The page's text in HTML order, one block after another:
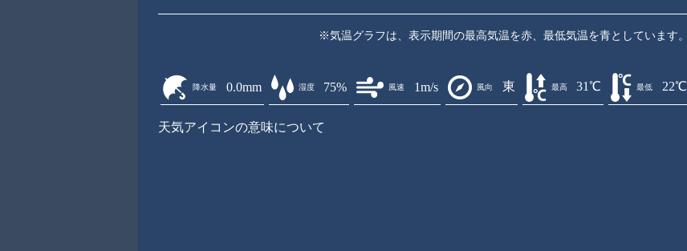
※気温グラフは、表示期間の最高気温を赤、最低気温を青としています。
降水量 0.0mm 湿度 75% 風速 1m/s 風向 東 最高 31℃ 最低 22℃
天気アイコンの意味について